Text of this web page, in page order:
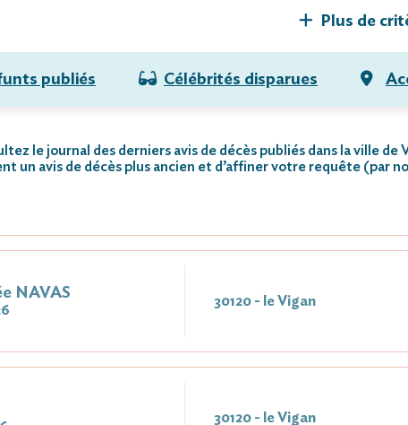
Plus de
publiés Célébrités disparues
le journal des derniers avis de décès publiés dans la ville de
un avis de décès plus ancien et d’affiner votre requête (par
NAVAS 30120 - le Vigan
30120 - le Vigan